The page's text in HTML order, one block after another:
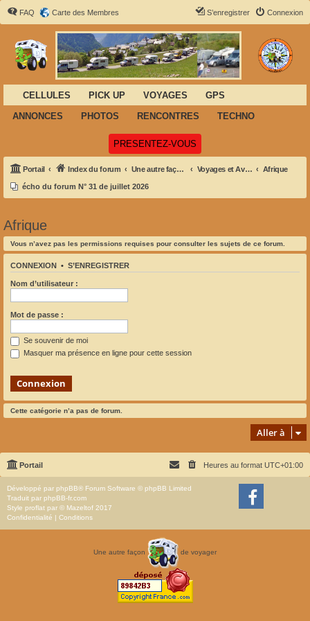
FAQ Carte des Membres Connexion
S’enregistrer
CELLULES PICK UP VOYAGES
GPS
ANNONCES
PHOTOS RENCONTRES TECHNO
PRESENTEZ-VOUS
Portail Index du forum Une autre façon de voyager Voyages et Aventures Afrique
écho du forum N° 31 de juillet 2026
Afrique
Vous n’avez pas les permissions requises pour consulter les sujets de ce forum.
CONNEXION • S’ENREGISTRER
Nom d’utilisateur :
Mot de passe :
Se souvenir de moi
Masquer ma présence en ligne pour cette session
Cette catégorie n’a pas de forum.
Aller à
Portail Heures au format UTC+01:00
Développé par phpBB® Forum Software © phpBB Limited
Traduit par phpBB-fr.com
Style proflat par © Mazeltof 2017
Confidentialité | Conditions
Une autre façon de voyager